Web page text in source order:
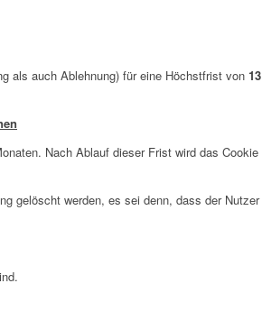
als auch Ablehnung) für eine Höchstfrist von 13
Nach Ablauf dieser Frist wird das Cookie
gelöscht werden, es sei denn, dass der Nutzer